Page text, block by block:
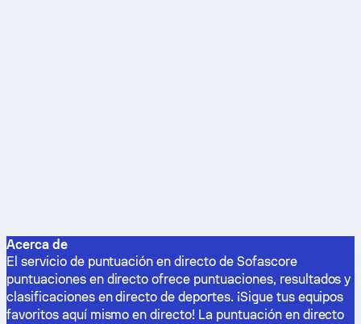
Acerca de
El servicio de puntuación en directo de Sofascore
puntuaciones en directo ofrece puntuaciones, resultados y
clasificaciones en directo de deportes. ¡Sigue tus equipos
favoritos aquí mismo en directo! La puntuación en directo